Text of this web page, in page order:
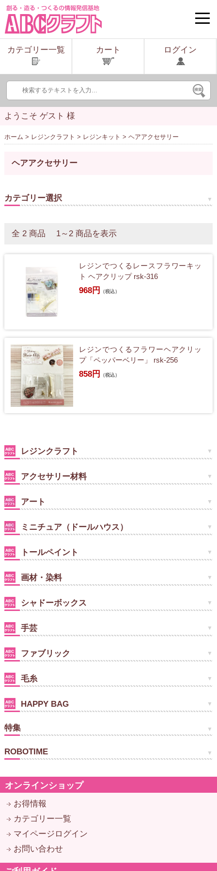
toggle
カテゴリー一覧
カート ログイン
ようこそ ゲスト 様
ホーム > レジンクラフト > レジンキット > ヘアアクセサリー
ヘアアクセサリー
カテゴリー選択
全 2 商品 1～2 商品を表示
レジンでつくるレースフラワーキッ
ト ヘアクリップ rsk-316
968円 （税込）
レジンでつくるフラワーヘアクリッ
プ「ペッパーベリー」 rsk-256
858円 （税込）
レジンクラフト
アクセサリー材料
アート
ミニチュア（ドールハウス）
トールペイント
画材・染料
シャドーボックス
手芸
ファブリック
毛糸
HAPPY BAG
特集
ROBOTIME
オンラインショップ
お得情報
カテゴリー一覧
マイページログイン
お問い合わせ